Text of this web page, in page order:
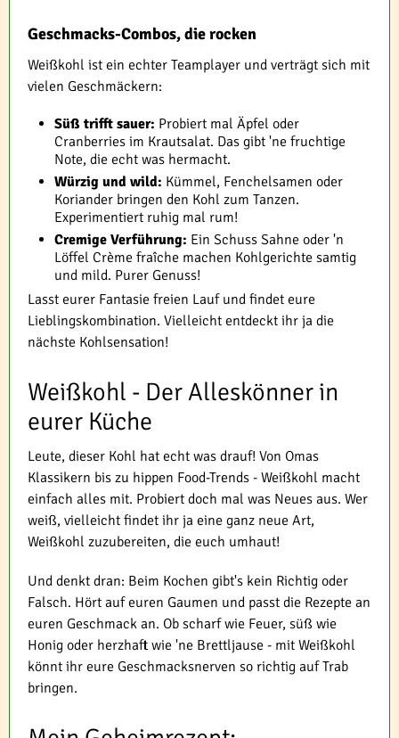
Geschmacks-Combos, die rocken
Weißkohl ist ein echter Teamplayer und verträgt sich mit
vielen Geschmäckern:
Süß trifft sauer: Probiert mal Äpfel oder
Cranberries im Krautsalat. Das gibt 'ne fruchtige
Note, die echt was hermacht.
Würzig und wild: Kümmel, Fenchelsamen oder
Koriander bringen den Kohl zum Tanzen.
Experimentiert ruhig mal rum!
Cremige Verführung: Ein Schuss Sahne oder 'n
Löffel Crème fraîche machen Kohlgerichte samtig
und mild. Purer Genuss!
Lasst eurer Fantasie freien Lauf und findet eure
Lieblingskombination. Vielleicht entdeckt ihr ja die
nächste Kohlsensation!
Weißkohl - Der Alleskönner in
eurer Küche
Leute, dieser Kohl hat echt was drauf! Von Omas
Klassikern bis zu hippen Food-Trends - Weißkohl macht
einfach alles mit. Probiert doch mal was Neues aus. Wer
weiß, vielleicht findet ihr ja eine ganz neue Art,
Weißkohl zuzubereiten, die euch umhaut!
Und denkt dran: Beim Kochen gibt's kein Richtig oder
Falsch. Hört auf euren Gaumen und passt die Rezepte an
euren Geschmack an. Ob scharf wie Feuer, süß wie
Honig oder herzhaft wie 'ne Brettljause - mit Weißkohl
könnt ihr eure Geschmacksnerven so richtig auf Trab
bringen.